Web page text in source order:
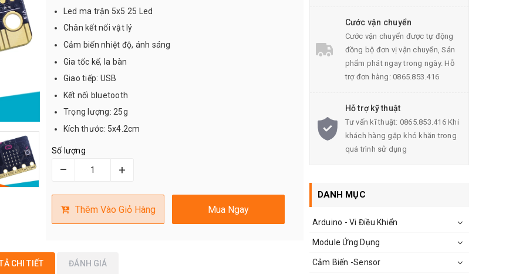
Led ma trận 5x5 25 Led
Chân kết nối vật lý
Cảm biến nhiệt độ, ánh sáng
Gia tốc kế, la bàn
Giao tiếp: USB
Kết nối bluetooth
Trọng lượng: 25g
Kích thước: 5x4.2cm
Số lượng
– +
Thêm Vào Giỏ Hàng Mua Ngay
CHI TIẾT ĐÁNH GIÁ
Cước vận chuyển
Cước vận chuyển được tự động
đồng bộ đơn vị vận chuyển, Sản
phẩm phát ngay trong ngày. Hỗ
trợ đơn hàng: 0865.853.416
Hỗ trợ kỹ thuật
Tư vấn kĩ thuật: 0865.853.416 Khi
khách hàng gặp khó khăn trong
quá trình sử dụng
DANH MỤC
Arduino - Vi Điều Khiển
Module Ứng Dụng
Cảm Biến -Sensor